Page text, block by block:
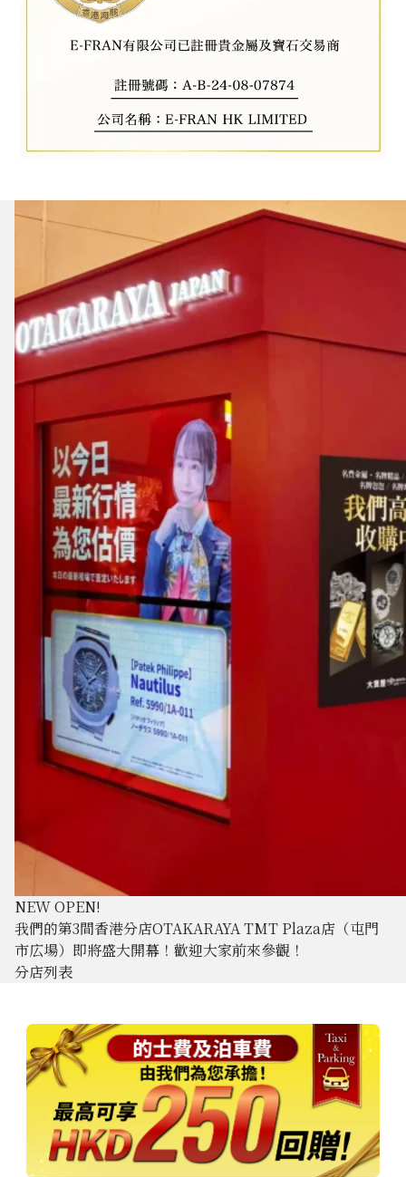
NEW OPEN!
我們的第3間香港分店OTAKARAYA TMT Plaza店（屯門
市広場）即將盛大開幕！歡迎大家前來參觀！
分店列表